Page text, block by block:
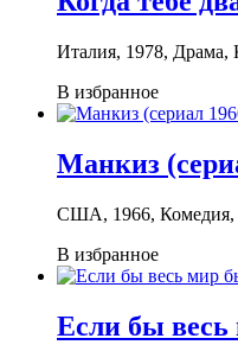
Италия, 1978, Драма,
В избранное
Манкиз
США, 1966,
В избранное
Если бы